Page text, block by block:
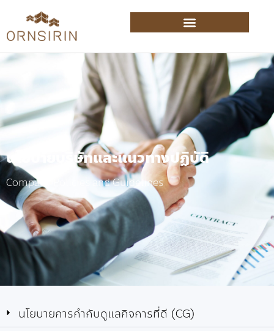
นโยบายบริษัทและแนวทางปฏิบัติ
Company Policies and Guidelines
นโยบายการกำกับดูแลกิจการที่ดี (CG)